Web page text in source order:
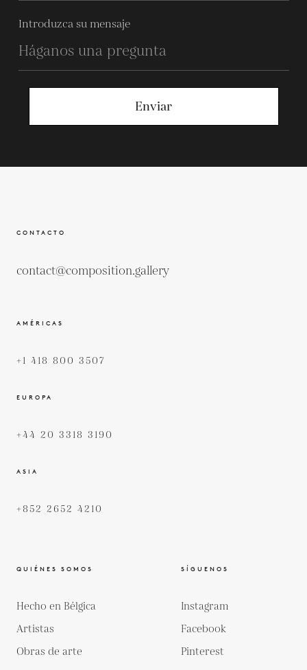
Introduzca su mensaje
Enviar
CONTACTO
contact@composition.gallery
AMÉRICAS
+1 418 800 3507
EUROPA
+44 20 3318 3190
ASIA
+852 2652 4210
QUIÉNES SOMOS
Hecho en Bélgica
Artistas
Obras de arte
SÍGUENOS
Instagram
Facebook
Pinterest